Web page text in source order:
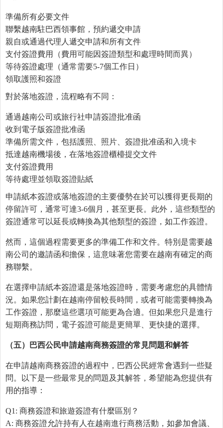
準備所有必要文件
聯繫越南駐巴西領事館，預約遞交申請
親自或通過代理人遞交申請和所有文件
支付簽證費用（費用可能因簽證類型和處理時間而異）
等待簽證處理（通常需要5-7個工作日）
領取護照和簽證
對於落地簽證，流程略有不同：
通過越南公司或旅行社申請簽證批准函
收到電子版簽證批准函
準備所需文件，包括護照、照片、簽證批准函和入境卡
抵達越南機場後，在落地簽證櫃檯提交文件
支付簽證費用
等待處理並領取簽證貼紙
申請紙本簽證或落地簽證的主要優勢在於可以獲得更長期的
停留許可，通常可達3-6個月，甚至更長。此外，這些類型的
簽證通常可以延長或轉換為其他類型的簽證，如工作簽證。
然而，這個過程需要更多的準備工作和文件。特別是需要越
南公司的邀請函和擔保，這意味著您需要在越南有確定的商
務聯繫。
在選擇申請紙本簽證還是落地簽證時，需要考慮您的具體情
況。如果您計劃在越南停留較長時間，或者可能需要轉換為
工作簽證，那麼這些選項可能更為合適。但如果您只是進行
短期商務訪問，電子簽證可能是更簡單、更快捷的選擇。
（五）巴西公民申請越南商務簽證的常見問題和解答
在申請越南商務簽證的過程中，巴西公民經常會遇到一些疑
問。以下是一些最常見的問題及其解答，希望能為您提供有
用的指導：
Q1: 商務簽證和旅遊簽證有什麼區別？
A: 商務簽證允許持有人在越南進行商務活動，如參加會議、